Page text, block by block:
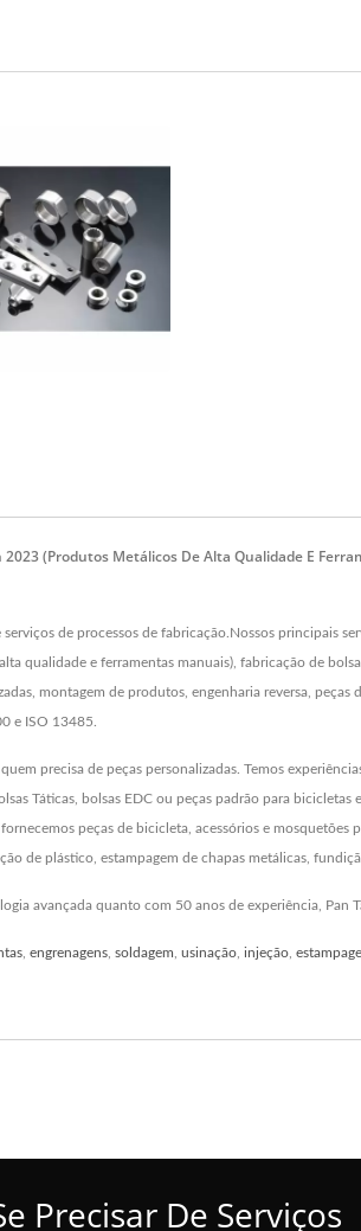
(Produtos Metálicos De Alta Qualidade E
de processos de fabricação.Nossos principais
qualidade e ferramentas manuais), fabricação de
montagem de produtos, engenharia reversa, peças
e ISO 13485.
precisa de peças personalizadas. Temos
Táticas, bolsas EDC ou peças padrão para
peças de bicicleta, acessórios e mosquetões
de plástico, estampagem de chapas metálicas,
avançada quanto com 50 anos de experiência, Pan
engrenagens soldagem usinação injeção
Precisar De Serviços